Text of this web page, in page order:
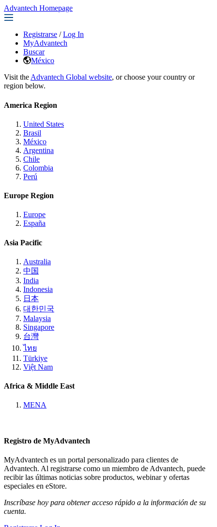
Advantech Homepage
Registrarse / Log In
MyAdvantech
Buscar
México
Visit the Advantech Global website, or choose your country or
region below.
America Region
United States
Brasil
México
Argentina
Chile
Colombia
Perú
Europe Region
Europe
España
Asia Pacific
Australia
中国
India
Indonesia
日本
대한민국
Malaysia
Singapore
台灣
ไทย
Türkiye
Việt Nam
Africa & Middle East
MENA
Registro de MyAdvantech
MyAdvantech es un portal personalizado para clientes de
Advantech. Al registrarse como un miembro de Advantech, puede
recibir las últimas noticias sobre productos, webinar y ofertas
especiales en eStore.
Inscríbase hoy para obtener acceso rápido a la información de su
cuenta.